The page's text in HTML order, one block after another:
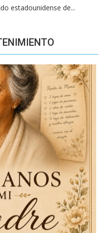
estadounidense de...